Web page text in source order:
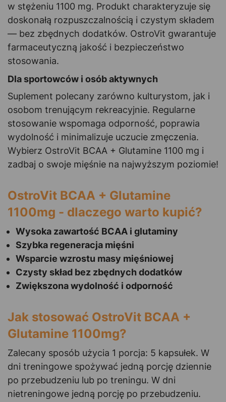
w stężeniu 1100 mg. Produkt charakteryzuje się
doskonałą rozpuszczalnością i czystym składem
— bez zbędnych dodatków. OstroVit gwarantuje
farmaceutyczną jakość i bezpieczeństwo
stosowania.
Dla sportowców i osób aktywnych
Suplement polecany zarówno kulturystom, jak i
osobom trenującym rekreacyjnie. Regularne
stosowanie wspomaga odporność, poprawia
wydolność i minimalizuje uczucie zmęczenia.
Wybierz OstroVit BCAA + Glutamine 1100 mg i
zadbaj o swoje mięśnie na najwyższym poziomie!
OstroVit BCAA + Glutamine
1100mg - dlaczego warto kupić?
Wysoka zawartość BCAA i glutaminy
Szybka regeneracja mięśni
Wsparcie wzrostu masy mięśniowej
Czysty skład bez zbędnych dodatków
Zwiększona wydolność i odporność
Jak stosować OstroVit BCAA +
Glutamine 1100mg?
Zalecany sposób użycia 1 porcja: 5 kapsułek. W
dni treningowe spożywać jedną porcję dziennie
po przebudzeniu lub po treningu. W dni
nietreningowe jedną porcję po przebudzeniu.